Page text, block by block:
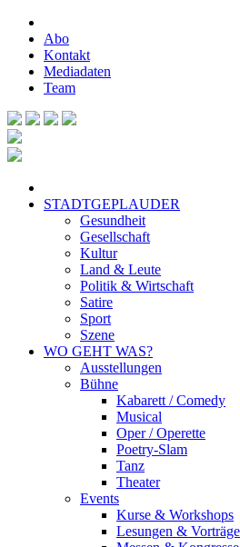
Abo
Kontakt
Mediadaten
Team
STADTGEPLAUDER
Gesundheit
Gesellschaft
Kultur
Land & Leute
Politik & Wirtschaft
Satire
Sport
Szene
WO GEHT WAS?
Ausstellungen
Bühne
Kabarett / Comedy
Musical
Oper / Operette
Poetry-Slam
Tanz
Theater
Events
Kurse & Workshops
Lesungen & Vorträge